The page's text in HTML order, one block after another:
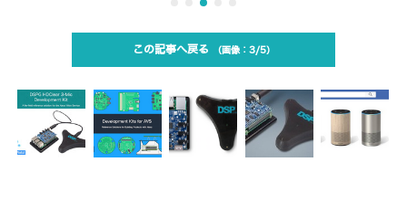
この記事へ戻る 3/5